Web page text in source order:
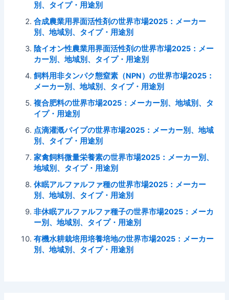
別、タイプ・用途別
合成農業用界面活性剤の世界市場2025：メーカー
別、地域別、タイプ・用途別
陰イオン性農業用界面活性剤の世界市場2025：メー
カー別、地域別、タイプ・用途別
飼料用非タンパク態窒素（NPN）の世界市場2025：
メーカー別、地域別、タイプ・用途別
複合肥料の世界市場2025：メーカー別、地域別、タ
イプ・用途別
点滴灌漑パイプの世界市場2025：メーカー別、地域
別、タイプ・用途別
家禽飼料微量栄養素の世界市場2025：メーカー別、
地域別、タイプ・用途別
休眠アルファルファ種の世界市場2025：メーカー
別、地域別、タイプ・用途別
非休眠アルファルファ種子の世界市場2025：メーカ
ー別、地域別、タイプ・用途別
有機水耕栽培用培養培地の世界市場2025：メーカー
別、地域別、タイプ・用途別